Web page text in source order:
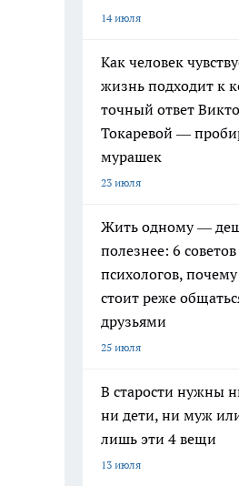
14 июля
Как человек
жизнь подходит к
точный ответ
Токаревой —
мурашек
23 июля
Жить одному —
полезнее: 6 советов
психологов,
стоит реже
друзьями
25 июля
В старости нужны
ни дети, ни муж
лишь эти 4 вещи
13 июля